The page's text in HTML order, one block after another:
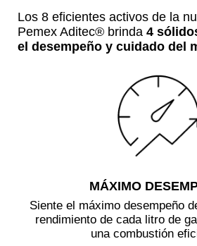
Los 8 eficientes activos de la
Pemex Aditec® brinda 4
el desempeño y cuidado del
MÁXIMO
Siente el máximo desempeño
rendimiento de cada litro de
una combustión